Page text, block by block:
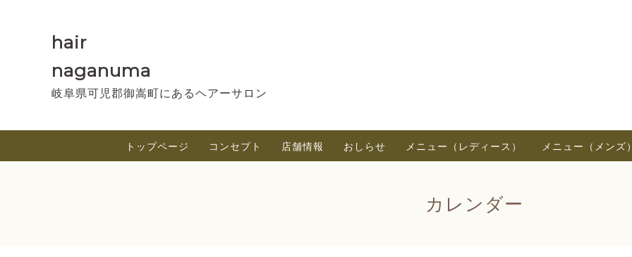
hair
naganuma
岐阜県可児郡御嵩町にあるヘアーサロン
トップページ コンセプト 店舗情報 おしらせ メニュー（レディース） メニュー（メンズ）
カレンダー